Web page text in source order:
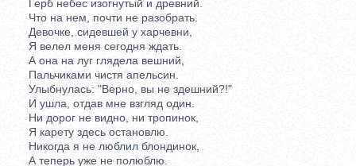
Герб небес изогнутый и древний.
Что на нем, почти не разобрать.
Девочке, сидевшей у харчевни,
Я велел меня сегодня ждать.
А она на луг глядела вешний,
Пальчиками чистя апельсин.
Улыбнулась: "Верно, вы не здешний?!"
И ушла, отдав мне взгляд один.
Ни дорог не видно, ни тропинок,
Я карету здесь остановлю.
Никогда я не люблил блондинок,
А теперь уже не полюблю.